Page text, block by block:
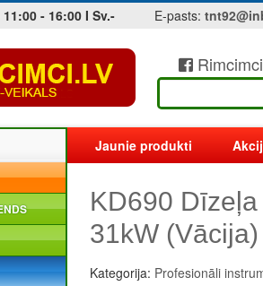
11:00 - 16:00 I Sv.- E-pasts:
vacancies
Jaunie produkti
KD690
31kW
Kategorija: Profesionāli